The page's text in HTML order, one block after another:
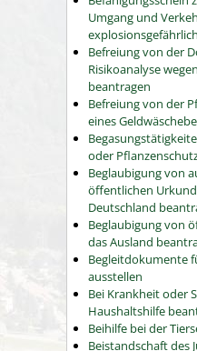
Umgang und
Befreiung von der
Risikoanalyse
beantragen
Befreiung von der
eines
oder
Beglaubigung von
öffentlichen
Deutschland
Beglaubigung von
das Ausland
Begleitdokumente
ausstellen
Bei Krankheit oder
Haushaltshilfe
Beihilfe bei der
Beistandschaft des